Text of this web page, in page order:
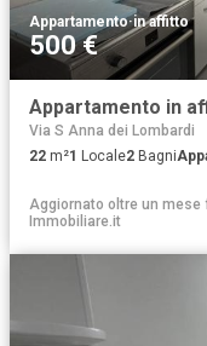
Appartamento·in affitto
500 €
Appartamento in
Via S Anna dei Lombardi
22 m²1 Locale2 Bagni
Aggiornato oltre un mese
Immobiliare.it